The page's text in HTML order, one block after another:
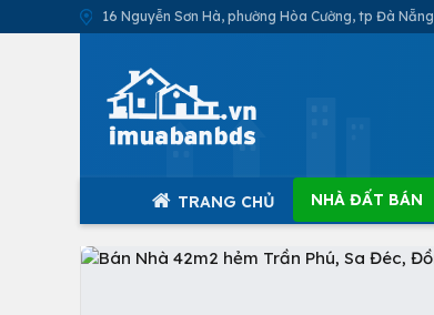
16 Nguyễn Sơn Hà, phường Hòa Cường, tp Đà Nẵng
TRANG CHỦ NHÀ ĐẤT BÁN